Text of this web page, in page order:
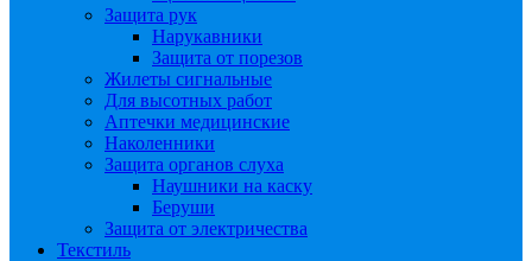
Защита рук
Нарукавники
Защита от порезов
Жилеты сигнальные
Для высотных работ
Аптечки медицинские
Наколенники
Защита органов слуха
Наушники на каску
Беруши
Защита от электричества
Текстиль